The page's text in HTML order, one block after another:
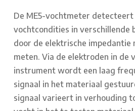
De ME5-vochtmeter
vochtcondities in verschillende
door de elektrische
meten. Via de elektroden in de
instrument wordt een laag
signaal in het materiaal
signaal varieert in verhouding